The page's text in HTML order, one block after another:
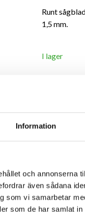
Information
och annonserna
även sådana
som vi samarbetar
som de har samlat
Runt
1,5 mm.
I lager